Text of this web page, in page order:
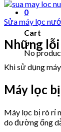
0
Cart
No
Sửa máy lọc
Những
Khi sử dụng
Máy lọc
Máy lọc bị rò rỉ
do đường ống